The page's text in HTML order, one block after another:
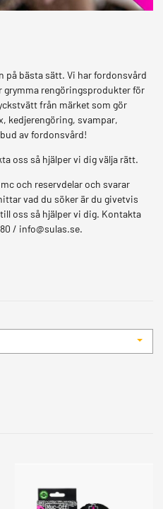
på bästa sätt. Vi har fordonsvård
grymma rengöringsprodukter för
från märket som gör
kedjerengöring, svampar,
av fordonsvård!
oss så hjälper vi dig välja rätt.
och reservdelar och svarar
vad du söker är du givetvis
oss så hjälper vi dig. Kontakta
/ info@sulas.se.